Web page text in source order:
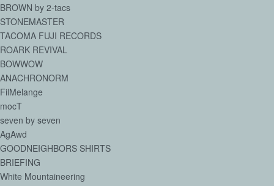
BROWN by 2-tacs
STONEMASTER
TACOMA FUJI RECORDS
ROARK REVIVAL
BOWWOW
ANACHRONORM
FilMelange
mocT
seven by seven
AgAwd
GOODNEIGHBORS SHIRTS
BRIEFING
White Mountaineering